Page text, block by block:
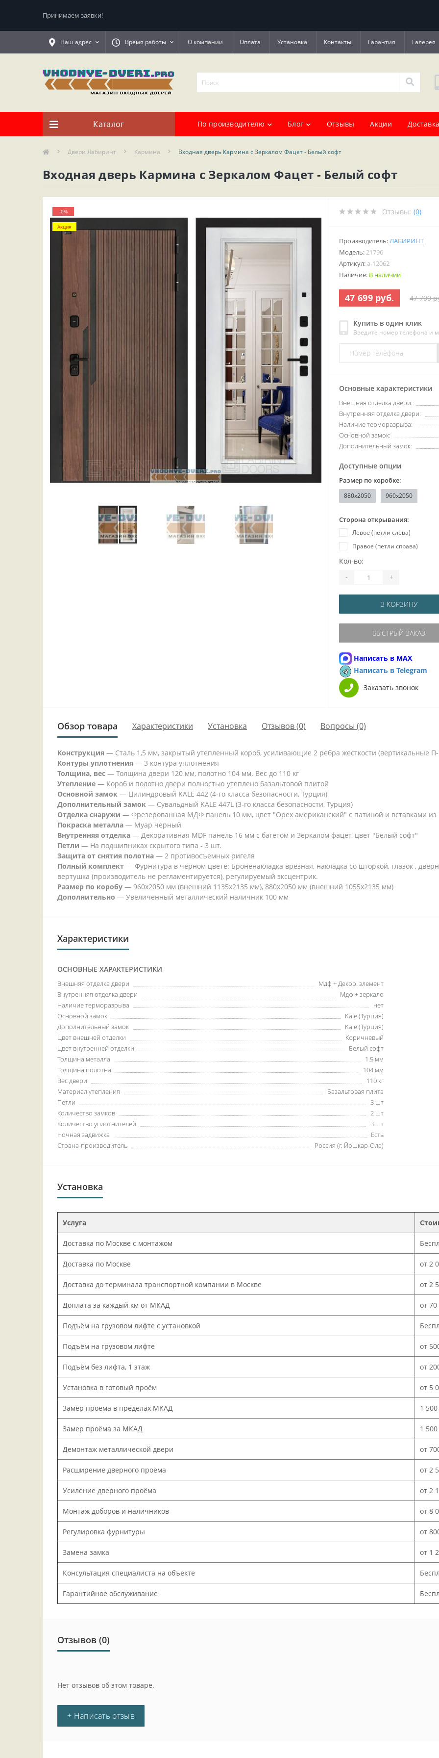
Принимаем заявки!
Наш адрес Время работы О компании Оплата Установка Контакты Гарантия Галерея
Каталог По производителю Блог Отзывы Акции
Двери Лабиринт Кармина Входная дверь Кармина с Зеркалом Фацет - Белый софт
Входная дверь Кармина с Зеркалом Фацет - Белый софт
-0%
Акция
Отзывы: (0)
Производитель: ЛАБИРИНТ
Модель: 21796
Артикул: a-12062
Наличие: В наличии
47 699 руб. 47 700
Купить в один клик
Введите номер телефона и
Основные характеристики
Внешняя отделка двери:
Внутренняя отделка двери:
Наличие терморазрыва:
Основной замок:
Дополнительный замок:
Доступные опции
Размер по коробке:
880х2050 960x2050
Сторона открывания:
Левое (петли слева)
Правое (петли справа)
Кол-во:
- +
В КОРЗИНУ
БЫСТРЫЙ ЗАКАЗ
Написать в MAX
Написать в Telegram
Заказать звонок
Обзор товара Характеристики Установка Отзывов (0) Вопросы (0)
Конструкция — Сталь 1,5 мм, закрытый утепленный короб, усиливающие 2 ребра жесткости (вертикальные
Контуры уплотнения — 3 контура уплотнения
Толщина, вес — Толщина двери 120 мм, полотно 104 мм. Вес до 110 кг
Утепление — Короб и полотно двери полностью утеплено базальтовой плитой
Основной замок — Цилиндровый KALE 442 (4-го класса безопасности, Турция)
Дополнительный замок — Сувальдный KALE 447L (3-го класса безопасности, Турция)
Отделка снаружи — Фрезерованная МДФ панель 10 мм, цвет "Орех американский" с патиной и вставками из
Покраска металла — Муар черный
Внутренняя отделка — Декоративная MDF панель 16 мм с багетом и Зеркалом фацет, цвет "Белый софт"
Петли — На подшипниках скрытого типа - 3 шт.
Защита от снятия полотна — 2 противосъемных ригеля
Полный комплект — Фурнитура в черном цвете: Броненакладка врезная, накладка со шторкой, глазок ,
вертушка (производитель не регламентируется), регулируемый эксцентрик.
Размер по коробу — 960х2050 мм (внешний 1135х2135 мм), 880х2050 мм (внешний 1055х2135 мм)
Дополнительно — Увеличенный металлический наличник 100 мм
Характеристики
ОСНОВНЫЕ ХАРАКТЕРИСТИКИ
Внешняя отделка двери
Мдф + Декор. элемент
Внутренняя отделка двери
Мдф + зеркало
Наличие терморазрыва
нет
Основной замок
Kale (Турция)
Дополнительный замок
Kale (Турция)
Цвет внешней отделки
Коричневый
Цвет внутренней отделки
Белый софт
Толщина металла
1.5 мм
Толщина полотна
104 мм
Вес двери
110 кг
Материал утепления
Базальтовая плита
Петли
3 шт
Количество замков
2 шт
Количество уплотнителей
3 шт
Ночная задвижка
Есть
Страна-производитель
Россия (г. Йошкар-Ола)
Установка
Услуга
Доставка по Москве с монтажом
Доставка по Москве от 2
Доставка до терминала транспортной компании в Москве от 2
Доплата за каждый км от МКАД от
Подъём на грузовом лифте с установкой
Подъём на грузовом лифте от
Подъём без лифта, 1 этаж от
Установка в готовый проём от 5
Замер проёма в пределах МКАД 1
Замер проёма за МКАД 1
Демонтаж металлической двери от
Расширение дверного проёма от 2
Усиление дверного проёма от 2
Монтаж доборов и наличников от 8
Регулировка фурнитуры от
Замена замка от 1
Консультация специалиста на объекте
Гарантийное обслуживание
Отзывов (0)
Нет отзывов об этом товаре.
+ Написать отзыв